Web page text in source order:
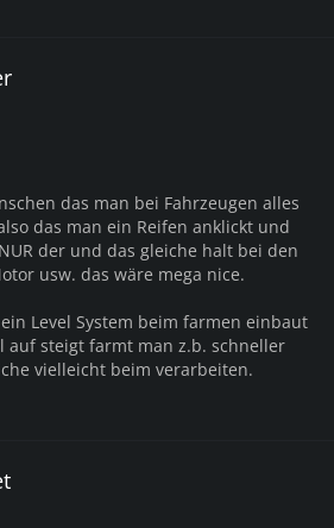
das man bei Fahrzeugen alles
das man ein Reifen anklickt und
der und das gleiche halt bei den
usw. das wäre mega nice.
Level System beim farmen einbaut
auf steigt farmt man z.b. schneller
vielleicht beim verarbeiten.